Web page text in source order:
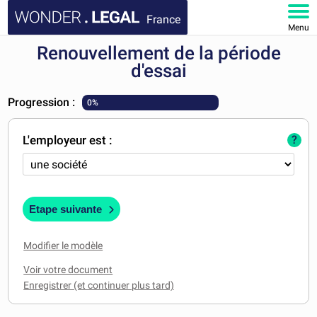
France
Menu
ACCUEIL
MON COMPTE
Renouvellement de la période
d'essai
Progression : 0%
L'employeur est : ?
Etape suivante
Modifier le modèle
Voir votre document